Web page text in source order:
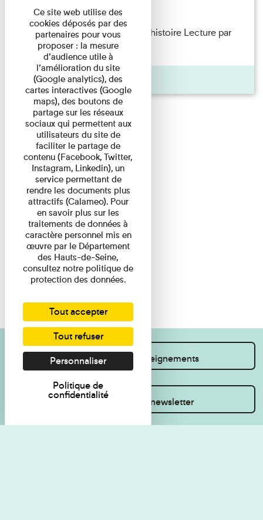
Lecture
Philippe Artières — Le dos de l’histoire Lecture par
l’auteur accompagné de ...
Pages
Je souhaite des renseignements
Inscrivez-vous à la newsletter
Ce site web utilise des
cookies déposés par des
partenaires pour vous
proposer : la mesure
d’audience utile à
l’amélioration du site
(Google analytics), des
cartes interactives (Google
maps), des boutons de
partage sur les réseaux
sociaux qui permettent aux
utilisateurs du site de
faciliter le partage de
contenu (Facebook, Twitter,
Instagram, Linkedin), un
service permettant de
rendre les documents plus
attractifs (Calameo). Pour
en savoir plus sur les
traitements de données à
caractère personnel mis en
œuvre par le Département
des Hauts-de-Seine,
consultez notre politique de
protection des données.
Tout accepter
Tout refuser
Personnaliser
Politique de
confidentialité